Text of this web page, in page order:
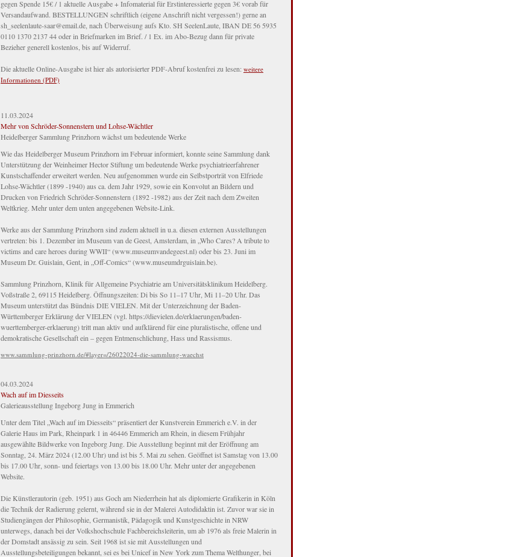
gegen Spende 15€ / 1 aktuelle Ausgabe + Infomaterial für Erstinteressierte gegen 3€ vorab für
Versandaufwand. BESTELLUNGEN schriftlich (eigene Anschrift nicht vergessen!) gerne an
sh_seelenlaute-saar@email.de, nach Überweisung aufs Kto. SH SeelenLaute, IBAN DE 56 5935
0110 1370 2137 44 oder in Briefmarken im Brief. / 1 Ex. im Abo-Bezug dann für private
Bezieher generell kostenlos, bis auf Widerruf.
Die aktuelle Online-Ausgabe ist hier als autorisierter PDF-Abruf kostenfrei zu lesen: weitere
Informationen (PDF)
11.03.2024
Mehr von Schröder-Sonnenstern und Lohse-Wächtler
Heidelberger Sammlung Prinzhorn wächst um bedeutende Werke
Wie das Heidelberger Museum Prinzhorn im Februar informiert, konnte seine Sammlung dank
Unterstützung der Weinheimer Hector Stiftung um bedeutende Werke psychiatrieerfahrener
Kunstschaffender erweitert werden. Neu aufgenommen wurde ein Selbstporträt von Elfriede
Lohse-Wächtler (1899 -1940) aus ca. dem Jahr 1929, sowie ein Konvolut an Bildern und
Drucken von Friedrich Schröder-Sonnenstern (1892 -1982) aus der Zeit nach dem Zweiten
Weltkrieg. Mehr unter dem unten angegebenen Website-Link.
Werke aus der Sammlung Prinzhorn sind zudem aktuell in u.a. diesen externen Ausstellungen
vertreten: bis 1. Dezember im Museum van de Geest, Amsterdam, in „Who Cares? A tribute to
victims and care heroes during WWII“ (www.museumvandegeest.nl) oder bis 23. Juni im
Museum Dr. Guislain, Gent, in „Off-Comics“ (www.museumdrguislain.be).
Sammlung Prinzhorn, Klinik für Allgemeine Psychiatrie am Universitätsklinikum Heidelberg.
Voßstraße 2, 69115 Heidelberg. Öffnungszeiten: Di bis So 11–17 Uhr, Mi 11–20 Uhr. Das
Museum unterstützt das Bündnis DIE VIELEN. Mit der Unterzeichnung der Baden-
Württemberger Erklärung der VIELEN (vgl. https://dievielen.de/erklaerungen/baden-
wuerttemberger-erklaerung) tritt man aktiv und aufklärend für eine pluralistische, offene und
demokratische Gesellschaft ein – gegen Entmenschlichung, Hass und Rassismus.
www.sammlung-prinzhorn.de/#layer=/26022024-die-sammlung-waechst
04.03.2024
Wach auf im Diesseits
Galerieausstellung Ingeborg Jung in Emmerich
Unter dem Titel „Wach auf im Diesseits“ präsentiert der Kunstverein Emmerich e.V. in der
Galerie Haus im Park, Rheinpark 1 in 46446 Emmerich am Rhein, in diesem Frühjahr
ausgewählte Bildwerke von Ingeborg Jung. Die Ausstellung beginnt mit der Eröffnung am
Sonntag, 24. März 2024 (12.00 Uhr) und ist bis 5. Mai zu sehen. Geöffnet ist Samstag von 13.00
bis 17.00 Uhr, sonn- und feiertags von 13.00 bis 18.00 Uhr. Mehr unter der angegebenen
Website.
Die Künstlerautorin (geb. 1951) aus Goch am Niederrhein hat als diplomierte Grafikerin in Köln
die Technik der Radierung gelernt, während sie in der Malerei Autodidaktin ist. Zuvor war sie in
Studiengängen der Philosophie, Germanistik, Pädagogik und Kunstgeschichte in NRW
unterwegs, danach bei der Volkshochschule Fachbereichsleiterin, um ab 1976 als freie Malerin in
der Domstadt ansässig zu sein. Seit 1968 ist sie mit Ausstellungen und
Ausstellungsbeteiligungen bekannt, sei es bei Unicef in New York zum Thema Welthunger, bei